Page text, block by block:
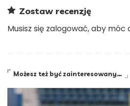
Zostaw recenzję
Musisz się zalogować, aby móc
Możesz też być zainteresowany…